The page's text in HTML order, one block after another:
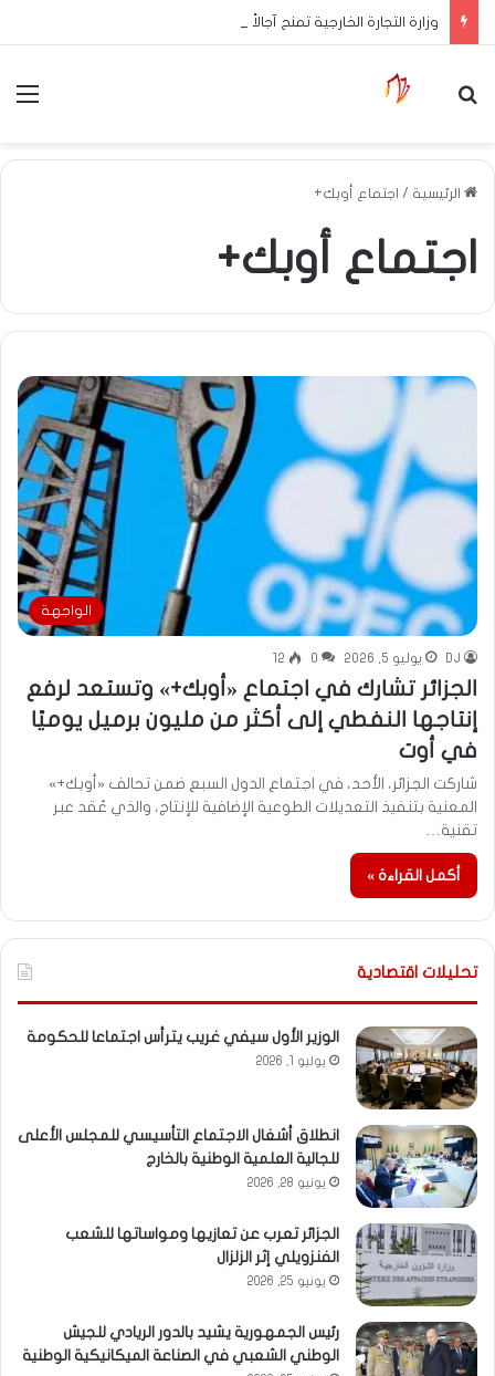
بحث عن
الرئيسية / اجتماع أوبك+
اجتماع أوبك+
الواجهة
DJ يوليو 5, 2026 0
12
الجزائر تشارك في اجتماع «أوبك+» وتستعد لرفع
إنتاجها النفطي إلى أكثر من مليون برميل يوميًا
في أوت
شاركت الجزائر، الأحد، في اجتماع الدول السبع ضمن تحالف «أوبك+»
المعنية بتنفيذ التعديلات الطوعية الإضافية للإنتاج، والذي عُقد عبر
تقنية…
أكمل القراءة »
تحليلات اقتصادية
الوزير الأول سيفي غريب يترأس اجتماعا للحكومة
يوليو 1, 2026
انطلاق أشغال الاجتماع التأسيسي للمجلس الأعلى
للجالية العلمية الوطنية بالخارج
يونيو 28, 2026
الجزائر تعرب عن تعازيها ومواساتها للشعب
الفنزويلي إثر الزلزال
يونيو 25, 2026
رئيس الجمهورية يشيد بالدور الريادي للجيش
الوطني الشعبي في الصناعة الميكانيكية الوطنية